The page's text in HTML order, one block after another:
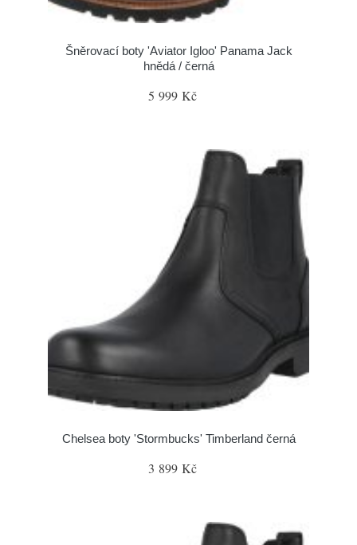
Šněrovací boty 'Aviator Igloo' Panama Jack
hnědá / černá
5 999 Kč
Chelsea boty 'Stormbucks' Timberland černá
3 899 Kč